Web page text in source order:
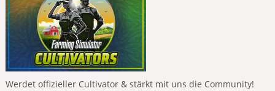
Werdet offizieller Cultivator & stärkt mit uns die Community!